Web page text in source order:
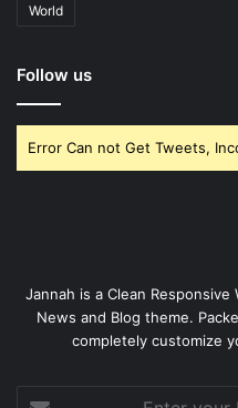
World
Follow us
Error Can not Get Tweets,
Jannah is a Clean
News and Blog theme.
completely customize